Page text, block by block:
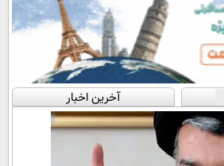
آخرین اخبار